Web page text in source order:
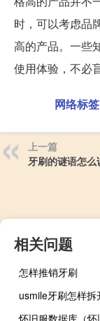
时，可以考虑品
高的产品。一些
使用体验，不必
网络标签
上一篇
牙刷的谜语怎么
相关问题
怎样推销牙刷
usmile牙刷怎样拆